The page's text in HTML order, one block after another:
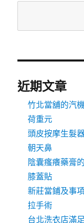
近期文章
竹北當舖的汽
荷重元
頭皮按摩生髮
朝天鼻
陰囊瘙癢藥膏
膝蓋貼
新莊當鋪及事
拉手術
台北洗衣店滿